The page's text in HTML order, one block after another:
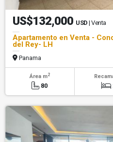
US$132,000 USD | Venta
Apartamento en Venta -
del Rey- LH
Panama
Área m2
80